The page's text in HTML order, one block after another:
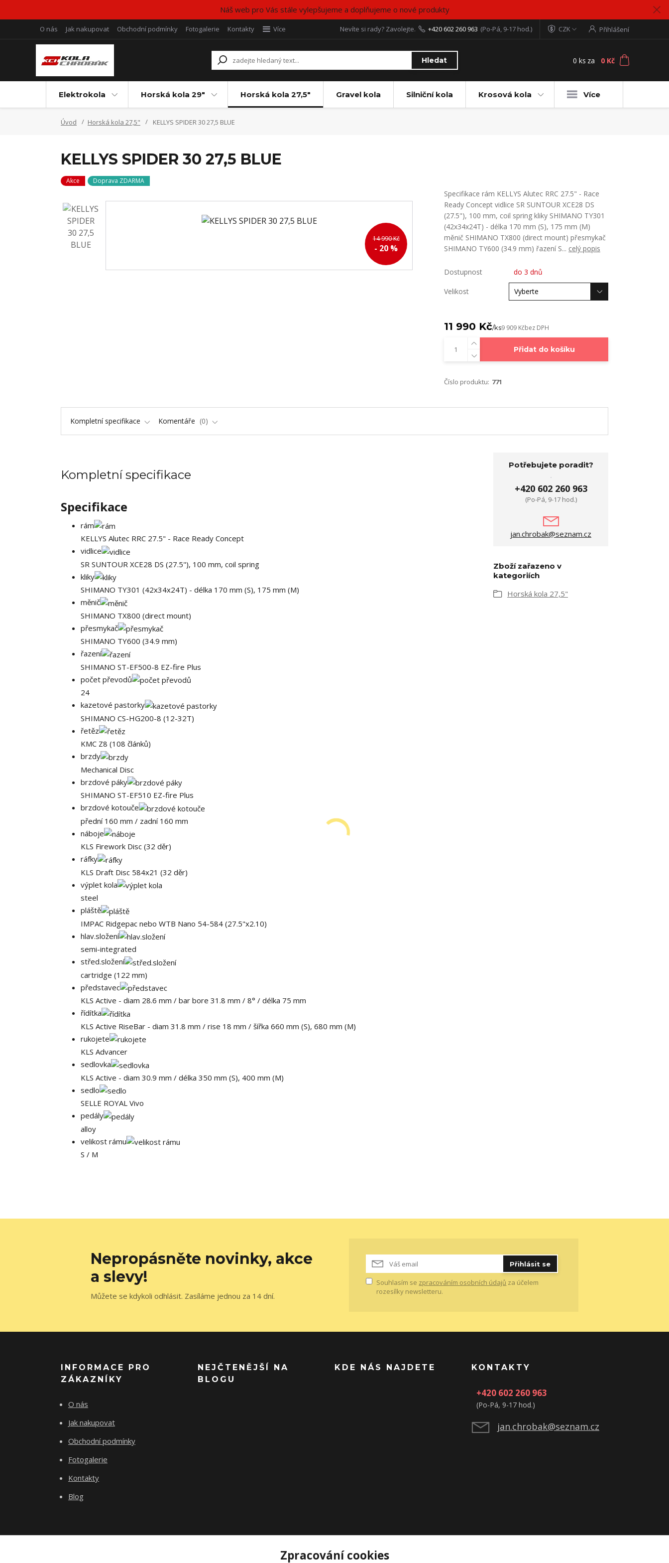
Náš web pro Vás stále vylepšujeme a doplňujeme o nové produkty
O nás Jak nakupovat Obchodní podmínky Fotogalerie Kontakty Více CZK Přihlášení
Hledat
Nevíte si rady? Zavolejte. +420 602 260 963 (Po-Pá, 9-17 hod.)
0 ks za 0 Kč
Elektrokola Horská kola 29" Horská kola 27,5" Gravel kola Silniční kola Krosová kola Více
Úvod Horská kola 27,5" KELLYS SPIDER 30 27,5 BLUE
KELLYS SPIDER 30 27,5 BLUE
Akce Doprava ZDARMA
14 990 Kč
- 20 %
Specifikace rám KELLYS Alutec RRC 27.5" - Race
Ready Concept vidlice SR SUNTOUR XCE28 DS
(27.5"), 100 mm, coil spring kliky SHIMANO TY301
(42x34x24T) - délka 170 mm (S), 175 mm (M)
měnič SHIMANO TX800 (direct mount) přesmykač
SHIMANO TY600 (34.9 mm) řazení S... celý popis
Dostupnost do 3 dnů
Velikost
11 990 Kč/ks9 909 Kčbez DPH
Přidat do košíku
Číslo produktu: 771
Kompletní specifikace Komentáře 0
Kompletní specifikace
Specifikace
rám
KELLYS Alutec RRC 27.5" - Race Ready Concept
vidlice
SR SUNTOUR XCE28 DS (27.5"), 100 mm, coil spring
kliky
SHIMANO TY301 (42x34x24T) - délka 170 mm (S), 175 mm (M)
měnič
SHIMANO TX800 (direct mount)
přesmykač
SHIMANO TY600 (34.9 mm)
řazení
SHIMANO ST-EF500-8 EZ-fire Plus
počet převodů
24
kazetové pastorky
SHIMANO CS-HG200-8 (12-32T)
řetěz
KMC Z8 (108 článků)
brzdy
Mechanical Disc
brzdové páky
SHIMANO ST-EF510 EZ-fire Plus
brzdové kotouče
přední 160 mm / zadní 160 mm
náboje
KLS Firework Disc (32 děr)
ráfky
KLS Draft Disc 584x21 (32 děr)
výplet kola
steel
pláště
IMPAC Ridgepac nebo WTB Nano 54-584 (27.5"x2.10)
hlav.složení
semi-integrated
střed.složení
cartridge (122 mm)
představec
KLS Active - diam 28.6 mm / bar bore 31.8 mm / 8° / délka 75 mm
řídítka
KLS Active RiseBar - diam 31.8 mm / rise 18 mm / šířka 660 mm (S), 680 mm (M)
rukojete
KLS Advancer
sedlovka
KLS Active - diam 30.9 mm / délka 350 mm (S), 400 mm (M)
sedlo
SELLE ROYAL Vivo
pedály
alloy
velikost rámu
S / M
Potřebujete poradit?
+420 602 260 963
(Po-Pá, 9-17 hod.)
jan.chrobak@seznam.cz
Zboží zařazeno v
kategoriích
Horská kola 27,5"
Nepropásněte novinky, akce
a slevy!
Můžete se kdykoli odhlásit. Zasíláme jednou za 14 dní.
Přihlásit se
Souhlasím se zpracováním osobních údajů za účelem
rozesílky newsletteru.
INFORMACE PRO
ZÁKAZNÍKY
O nás
Jak nakupovat
Obchodní podmínky
Fotogalerie
Kontakty
Blog
NEJČTENĚJŠÍ NA
BLOGU
KDE NÁS NAJDETE KONTAKTY
+420 602 260 963
(Po-Pá, 9-17 hod.)
jan.chrobak@seznam.cz
Zpracování cookies